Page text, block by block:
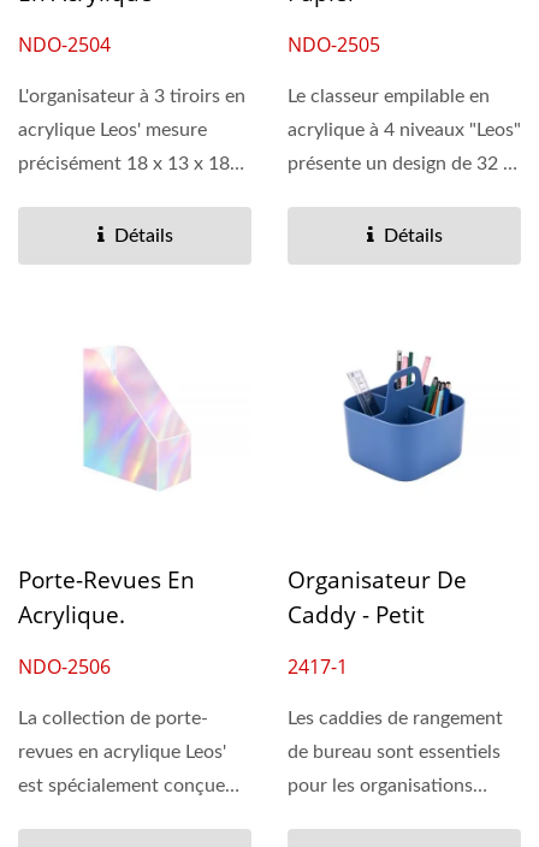
NDO-2504
L'organisateur à 3 tiroirs en
acrylique Leos' mesure
précisément 18 x 13 x 18
Détails
NDO-2505
Le classeur empilable en
acrylique à 4 niveaux "Leos"
présente un design de 32 x
Détails
Porte-Revues En
Acrylique.
NDO-2506
La collection de porte-
revues en acrylique Leos'
est spécialement conçue
Organisateur De
Caddy - Petit
2417-1
Les caddies de rangement
de bureau sont essentiels
pour les organisations